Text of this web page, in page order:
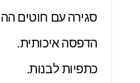
סגירה עם חוטים
הדפסה איכותית.
כתפיות לבנות.